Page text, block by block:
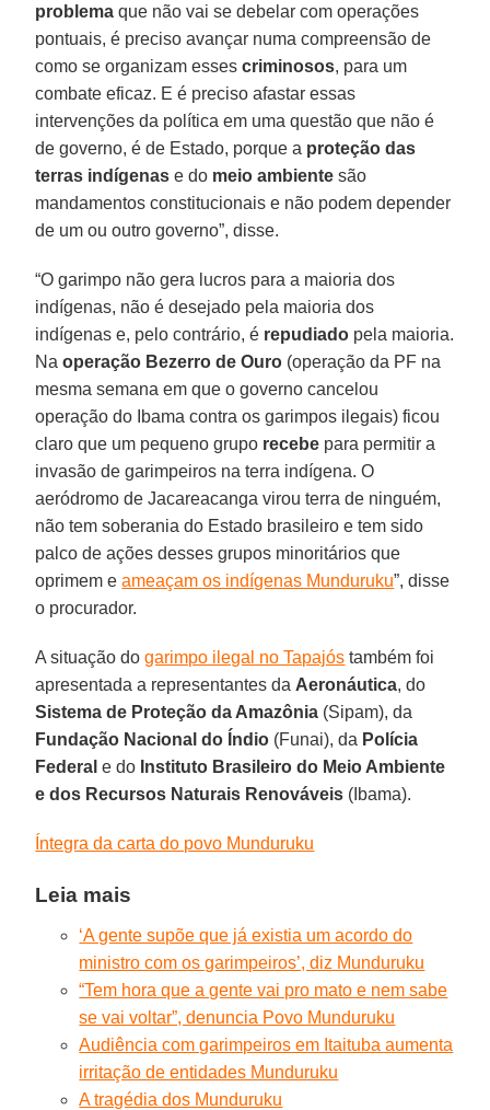
problema que não vai se debelar com operações
pontuais, é preciso avançar numa compreensão de
como se organizam essescriminosos, para um
combate eficaz. E é preciso afastar essas
intervenções da política em uma questão que não é
de governo, é de Estado, porque a proteção das
terras indígenas e do meio ambiente são
mandamentos constitucionais e não podem depender
de um ou outro governo”, disse.
“O garimpo não gera lucros para a maioria dos
indígenas, não é desejado pela maioria dos
indígenas e, pelo contrário, é repudiado pela maioria.
Naoperação Bezerro de Ouro (operação da PF na
mesma semana em que o governo cancelou
operação do Ibama contra os garimpos ilegais) ficou
claro que um pequeno grupo recebe para permitir a
invasão de garimpeiros na terra indígena. O
aeródromo de Jacareacanga virou terra de ninguém,
não tem soberania do Estado brasileiro e tem sido
palco de ações desses grupos minoritários que
oprimem eameaçam os indígenas Munduruku”, disse
o procurador.
A situação dogarimpo ilegal no Tapajós também foi
apresentada a representantes da Aeronáutica, do
Sistema de Proteção da Amazônia (Sipam), da
Fundação Nacional do Índio (Funai), da Polícia
Federal e do Instituto Brasileiro do Meio Ambiente
e dos Recursos Naturais Renováveis (Ibama).
Íntegra da carta do povo Munduruku
Leia mais
‘A gente supõe que já existia um acordo do
ministro com os garimpeiros’, diz Munduruku
“Tem hora que a gente vai pro mato e nem sabe
se vai voltar”, denuncia Povo Munduruku
Audiência com garimpeiros em Itaituba aumenta
irritação de entidades Munduruku
A tragédia dos Munduruku